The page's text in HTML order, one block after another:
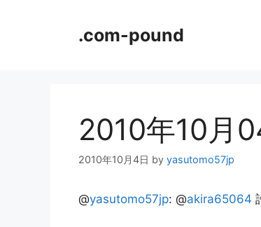
.com-pound
2010年10月
2010年10月4日 by yasutomo57jp
@yasutomo57jp: @akira65064